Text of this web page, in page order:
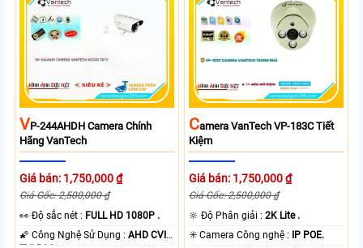
VP-244AHDH Camera Chính
Hãng VanTech
Giá bán: 1,750,000 ₫
Giá Gốc: 2,500,000 ₫
️👀 Độ sắc nét : FULL HD 1080P .
🌠 Công Nghệ Sử Dụng :AHD CVI
CAmera VanTech VP-183C Tiết
Kiệm
Giá bán: 1,750,000 ₫
Giá Gốc: 2,500,000 ₫
🔆 Độ Phân giải :2K Lite .
✳️ Camera Công nghệ :
IP POE.